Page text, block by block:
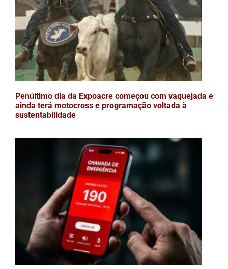
Penúltimo dia da Expoacre começou com vaquejada e
ainda terá motocross e programação voltada à
sustentabilidade